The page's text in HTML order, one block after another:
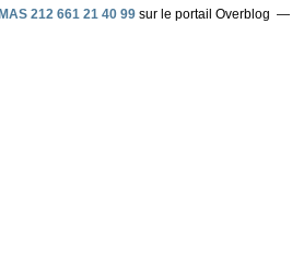
212 661 21 40 99 sur le portail Overblog